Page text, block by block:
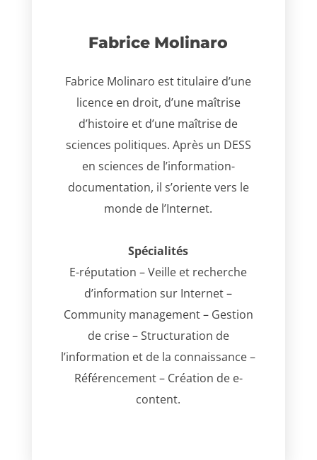
Fabrice Molinaro
Fabrice Molinaro est titulaire d’une
licence en droit, d’une maîtrise
d’histoire et d’une maîtrise de
sciences politiques. Après un DESS
en sciences de l’information-
documentation, il s’oriente vers le
monde de l’Internet.
Spécialités
E-réputation – Veille et recherche
d’information sur Internet –
Community management – Gestion
de crise – Structuration de
l’information et de la connaissance –
Référencement – Création de e-
content.